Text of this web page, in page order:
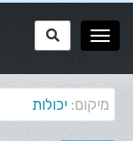
מיקום: יכולות